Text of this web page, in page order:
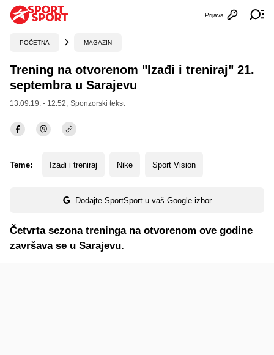
Otvori
Prijava
POČETNA MAGAZIN
Trening na otvorenom "Izađi i treniraj" 21.
septembra u Sarajevu
13.09.19. - 12:52, Sponzorski tekst
Teme: Izađi i treniraj Nike Sport Vision
Dodajte SportSport u vaš Google izbor
Četvrta sezona treninga na otvorenom ove godine
završava se u Sarajevu.